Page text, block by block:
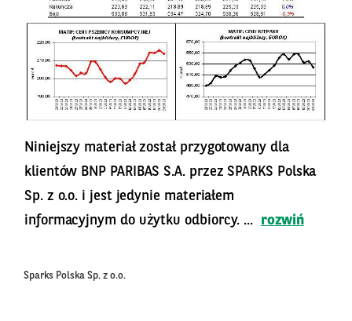
Niniejszy materiał został przygotowany dla
klientów BNP PARIBAS S.A. przez SPARKS Polska
Sp. z o.o. i jest jedynie materiałem
informacyjnym do użytku odbiorcy. ...
rozwiń
Sparks Polska Sp. z o.o.